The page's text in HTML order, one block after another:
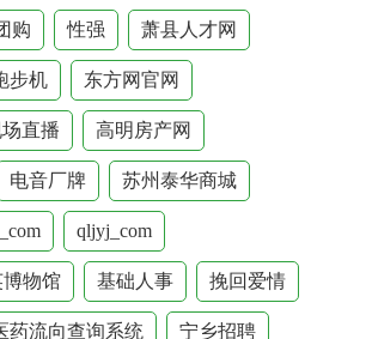
购 性强 萧县人才网
步机 东方网官网
直播 高明房产网
电音厂牌 苏州泰华商城
qljyj_com
博物馆 基础人事 挽回爱情
药流向查询系统 宁乡招聘